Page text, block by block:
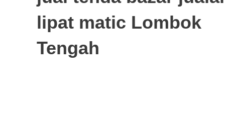
lipat matic Lombok
Tengah